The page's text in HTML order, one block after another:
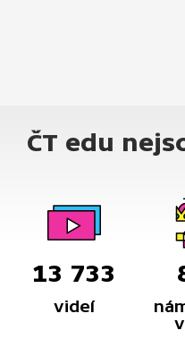
ČT edu
13 733
videí